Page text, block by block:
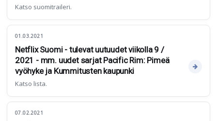
Katso suomitraileri.
01.03.2021
Netflix Suomi - tulevat uutuudet viikolla 9 /
2021 - mm. uudet sarjat Pacific Rim: Pimeä
vyöhyke ja Kummitusten kaupunki
Katso lista.
07.02.2021